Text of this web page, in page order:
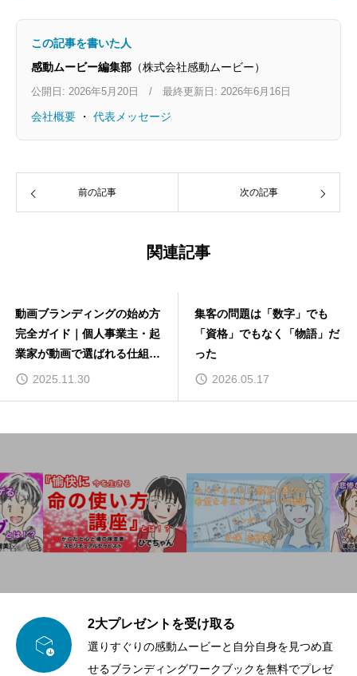
この記事を書いた人
感動ムービー編集部 （株式会社感動ムービー）
公開日: 2026年5月20日 / 最終更新日: 2026年6月16日
会社概要 ・ 代表メッセージ
前の記事 次の記事
関連記事
動画ブランディングの始め方
完全ガイド｜個人事業主・起
業家が動画で選ばれる仕組み
を作る方法
2025.11.30
集客の問題は「数字」でも
「資格」でもなく「物語」だ
った
2026.05.17

2大プレゼントを受け取る
選りすぐりの感動ムービーと自分自身を見つめ直
せるブランディングワークブックを無料でプレゼ